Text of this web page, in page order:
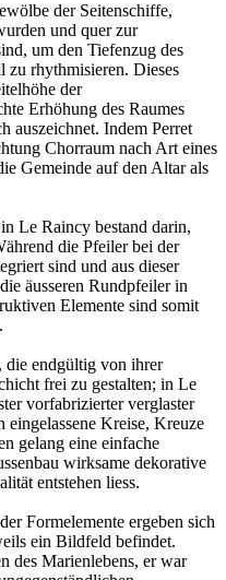
der Seitenschiffe,
und quer zur
um den Tiefenzug des
zu rhythmisieren. Dieses
der
Erhöhung des Raumes
auszeichnet. Indem Perret
Chorraum nach Art eines
Gemeinde auf den Altar als
Le Raincy bestand darin,
die Pfeiler bei der
sind und aus dieser
äusseren Rundpfeiler in
Elemente sind somit
endgültig von ihrer
frei zu gestalten; in Le
vorfabrizierter verglaster
Kreise, Kreuze
gelang eine einfache
wirksame dekorative
entstehen liess.
Formelemente ergeben sich
ein Bildfeld befindet.
des Marienlebens, er war